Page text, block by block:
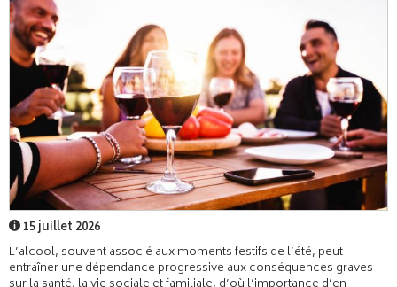
15 juillet 2026
L’alcool, souvent associé aux moments festifs de l’été, peut
entraîner une dépendance progressive aux conséquences graves